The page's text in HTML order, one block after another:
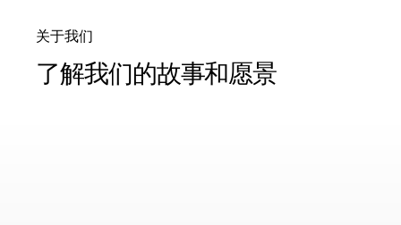
关于我们
了解我们的故事和愿景